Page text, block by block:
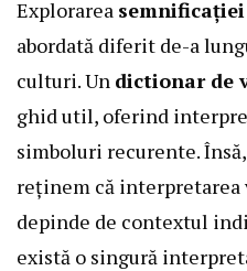
Explorarea
abordată diferit de-a
culturi. Un dictionar de
ghid util, oferind
simboluri recurente.
reținem că interpretarea
depinde de contextul
există o singură